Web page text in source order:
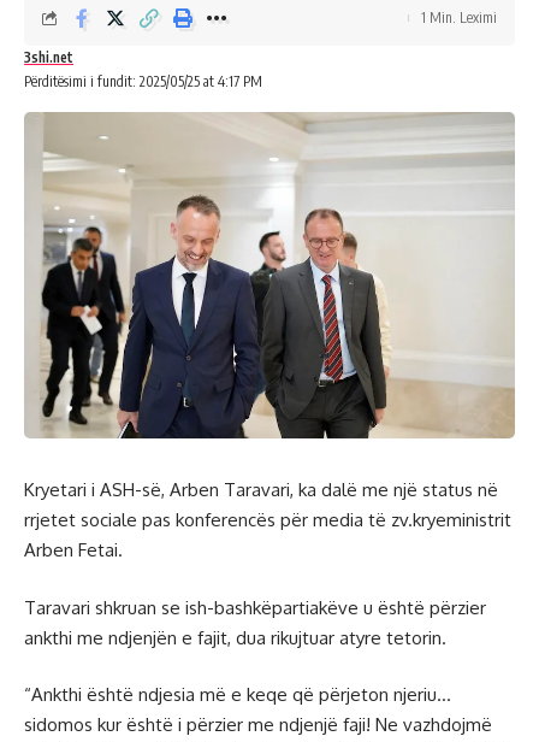
Përditësimi i fundit: 2025/05/25 at 4:17 PM
3shi.net
1 Min. Leximi
Kryetari i ASH-së, Arben Taravari, ka dalë me një status në
rrjetet sociale pas konferencës për media të zv.kryeministrit
Arben Fetai.
Taravari shkruan se ish-bashkëpartiakëve u është përzier
ankthi me ndjenjën e fajit, dua rikujtuar atyre tetorin.
“Ankthi është ndjesia më e keqe që përjeton njeriu…
sidomos kur është i përzier me ndjenjë faji! Ne vazhdojmë